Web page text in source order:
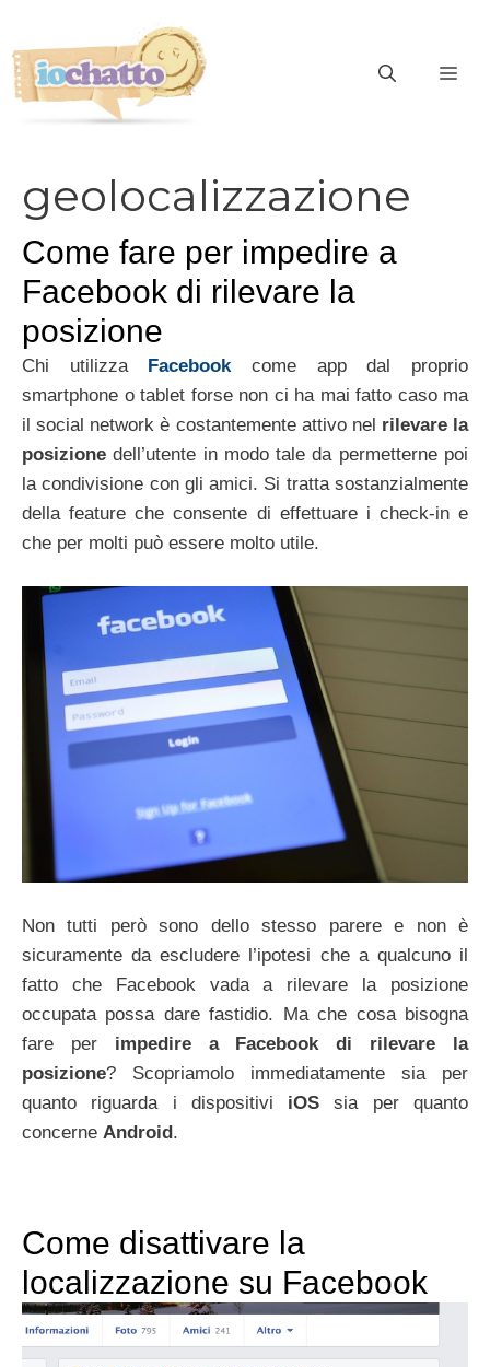
contenuto
geolocalizzazione
Come fare per impedire a
Facebook di rilevare la
posizione
Chi utilizza Facebookcome app dal proprio
smartphone o tablet forse non ci ha mai fatto caso ma
il social network è costantemente attivo nel rilevare la
posizione dell’utente in modo tale da permetterne poi
la condivisione con gli amici. Si tratta sostanzialmente
della feature che consente di effettuare i check-in e
che per molti può essere molto utile.
Non tutti però sono dello stesso parere e non è
sicuramente da escludere l’ipotesi che a qualcuno il
fatto che Facebook vada a rilevare la posizione
occupata possa dare fastidio. Ma che cosa bisogna
fare per impedire a Facebook di rilevare la
posizione? Scopriamolo immediatamente sia per
quanto riguarda i dispositivi iOS sia per quanto
concerne Android.
Come disattivare la
localizzazione su Facebook